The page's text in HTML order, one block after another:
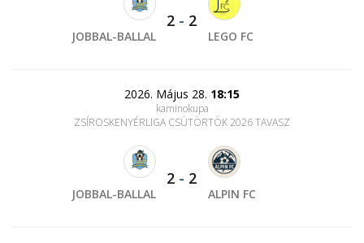
JOBBAL-BALLAL
2 - 2
LEGO FC
2026. Május 28. 18:15
kaminokupa
ZSÍROSKENYÉRLIGA CSÜTÖRTÖK 2026 TAVASZ
JOBBAL-BALLAL
2 - 2
ALPIN FC